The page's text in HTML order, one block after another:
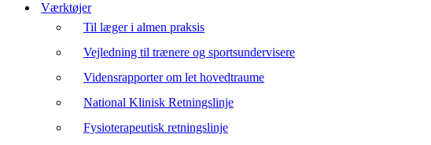
Værktøjer
Til læger i almen praksis
Vejledning til trænere og sportsundervisere
Vidensrapporter om let hovedtraume
National Klinisk Retningslinje
Fysioterapeutisk retningslinje